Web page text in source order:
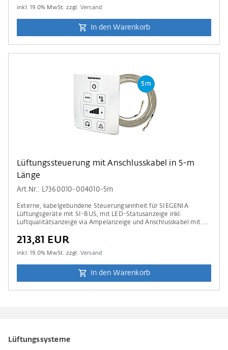
inkl.19.0% MwSt. zzgl. Versand
In den Warenkorb
Lüftungssteuerung mit Anschlusskabel in 5-m
Länge
Art.Nr.: L7360010-004010-5m
Externe, kabelgebundene Steuerungseinheit für SIEGENIA
Lüftungsgeräte mit SI-BUS, mit LED-Statusanzeige inkl.
Luftqualitätsanzeige via Ampelanzeige und Anschlusskabel mit 5-
213,81 EUR
inkl.19.0% MwSt. zzgl. Versand
In den Warenkorb
Lüftungssysteme